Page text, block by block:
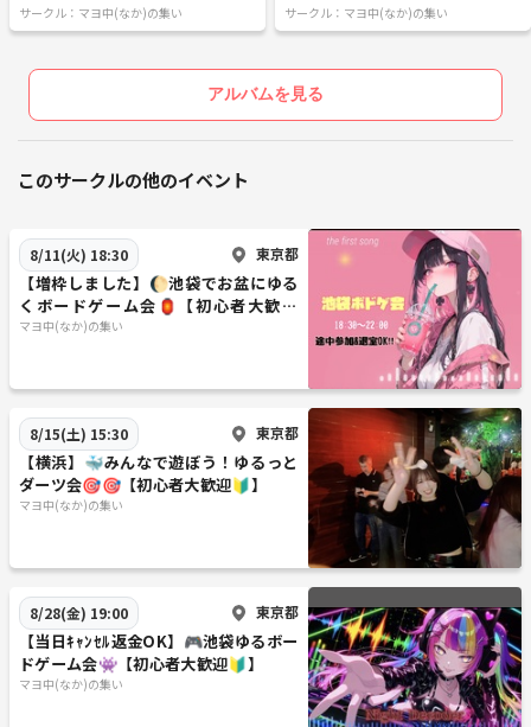
サークル：マヨ中(なか)の集い サークル：マヨ中(なか)の集い
アルバムを見る
このサークルの他のイベント
8/11(火) 18:30 東京都
【増枠しました】🌔池袋でお盆にゆる
くボードゲーム会🏮【初心者大歓迎
🔰】
マヨ中(なか)の集い
8/15(土) 15:30 東京都
【横浜】🐳みんなで遊ぼう！ゆるっと
ダーツ会🎯🎯【初心者大歓迎🔰】
マヨ中(なか)の集い
8/28(金) 19:00 東京都
【当日ｷｬﾝｾﾙ返金OK】🎮池袋ゆるボー
ドゲーム会👾【初心者大歓迎🔰】
マヨ中(なか)の集い